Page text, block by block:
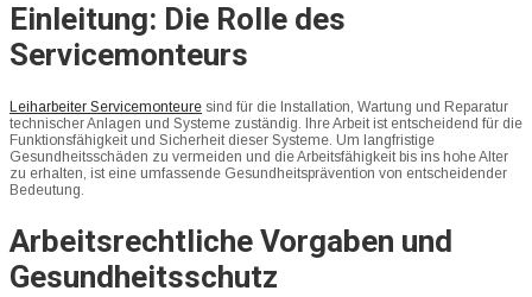
Einleitung: Die Rolle des
Servicemonteurs
Leiharbeiter Servicemonteure sind für die Installation, Wartung und Reparatur
technischer Anlagen und Systeme zuständig. Ihre Arbeit ist entscheidend für die
Funktionsfähigkeit und Sicherheit dieser Systeme. Um langfristige
Gesundheitsschäden zu vermeiden und die Arbeitsfähigkeit bis ins hohe Alter
zu erhalten, ist eine umfassende Gesundheitsprävention von entscheidender
Bedeutung.
Arbeitsrechtliche Vorgaben und
Gesundheitsschutz